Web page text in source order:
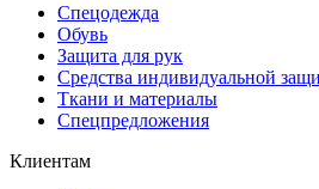
Спецодежда
Обувь
Защита для рук
Средства индивидуальной
Ткани и материалы
Спецпредложения
Клиентам